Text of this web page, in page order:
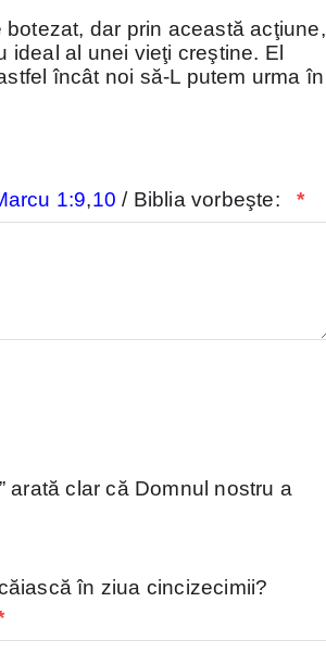
dar prin această acţiune,
al unei vieţi creştine. El
încât noi să-L putem urma în
1:9,10 / Biblia vorbeşte:*
arată clar că Domnul nostru a
în ziua cincizecimii?